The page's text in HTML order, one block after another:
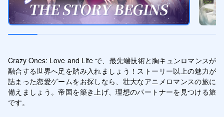
Crazy Ones: Love and Life で、最先端技術と胸キュンロマンスが
融合する世界へ足を踏み入れましょう！ストーリー以上の魅力が
詰まった恋愛ゲームをお探しなら、壮大なアニメロマンスの旅に
備えましょう。帝国を築き上げ、理想のパートナーを見つける旅
です。